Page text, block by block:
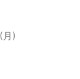
)